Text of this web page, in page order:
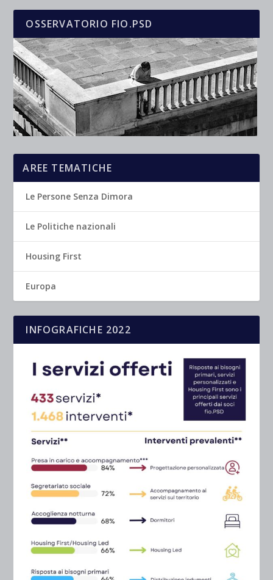
OSSERVATORIO FIO.PSD
AREE TEMATICHE
Le Persone Senza Dimora
Le Politiche nazionali
Housing First
Europa
INFOGRAFICHE 2022